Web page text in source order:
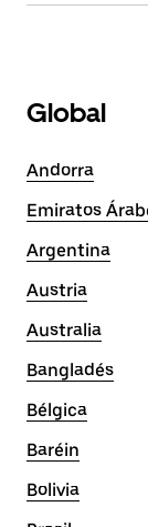
Global
Andorra
Emiratos
Argentina
Austria
Australia
Bangladés
Bélgica
Baréin
Bolivia